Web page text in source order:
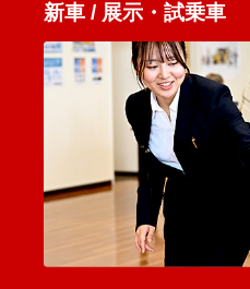
新車 / 展示・試乗車